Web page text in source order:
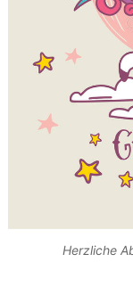
Herzliche